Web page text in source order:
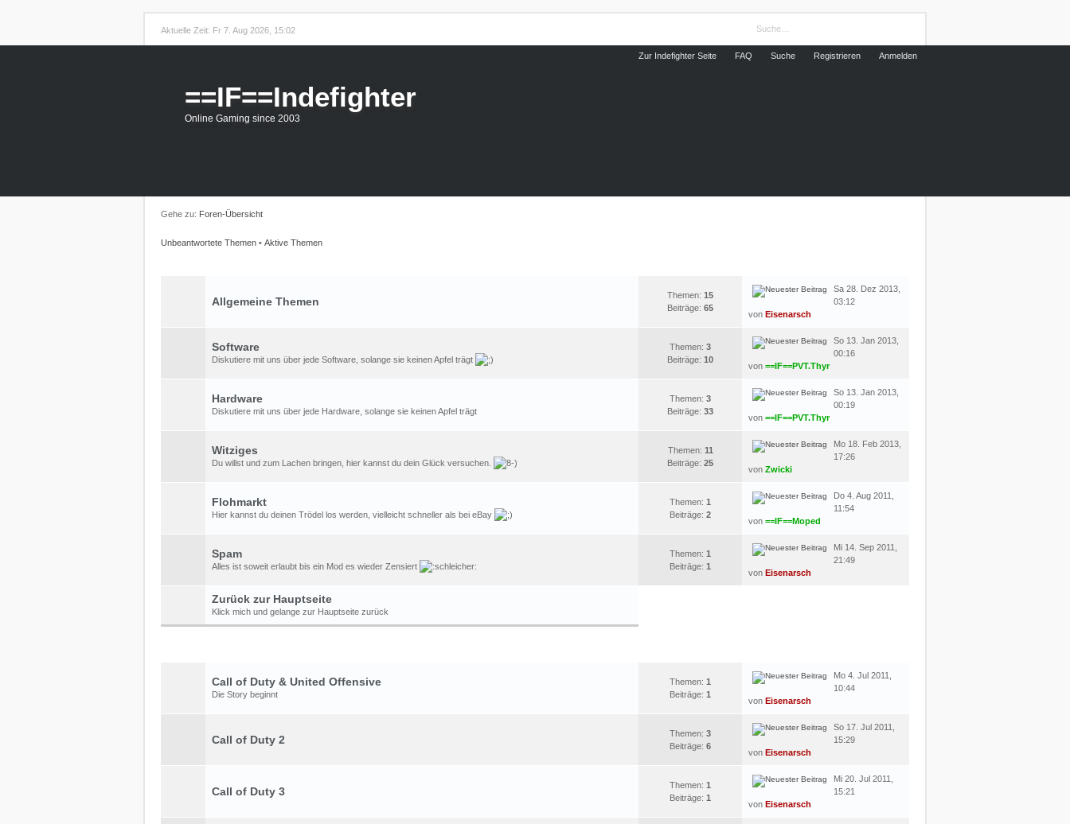
Aktuelle Zeit: Fr 7. Aug 2026, 15:02
Zur Indefighter Seite FAQ Suche Registrieren Anmelden
==IF==Indefighter
Online Gaming since 2003
Gehe zu: Foren-Übersicht
Unbeantwortete Themen • Aktive Themen
Allgemeine Themen Themen: 15
Beiträge: 65
Sa 28. Dez 2013,
03:12
von Eisenarsch
Software
Diskutiere mit uns über jede Software, solange sie keinen Apfel trägt
Themen: 3
Beiträge: 10
So 13. Jan 2013,
00:16
von ==IF==PVT.Thyr
Hardware
Diskutiere mit uns über jede Hardware, solange sie keinen Apfel trägt
Themen: 3
Beiträge: 33
So 13. Jan 2013,
00:19
von ==IF==PVT.Thyr
Witziges
Du willst und zum Lachen bringen, hier kannst du dein Glück versuchen.
Themen: 11
Beiträge: 25
Mo 18. Feb 2013,
17:26
von Zwicki
Flohmarkt
Hier kannst du deinen Trödel los werden, vielleicht schneller als bei eBay
Themen: 1
Beiträge: 2
Do 4. Aug 2011,
11:54
von ==IF==Moped
Spam
Alles ist soweit erlaubt bis ein Mod es wieder Zensiert
Themen: 1
Beiträge: 1
Mi 14. Sep 2011,
21:49
von Eisenarsch
Zurück zur Hauptseite
Klick mich und gelange zur Hauptseite zurück
Call of Duty & United Offensive
Die Story beginnt
Themen: 1
Beiträge: 1
Mo 4. Jul 2011,
10:44
von Eisenarsch
Call of Duty 2 Themen: 3
Beiträge: 6
So 17. Jul 2011,
15:29
von Eisenarsch
Call of Duty 3 Themen: 1
Beiträge: 1
Mi 20. Jul 2011,
15:21
von Eisenarsch